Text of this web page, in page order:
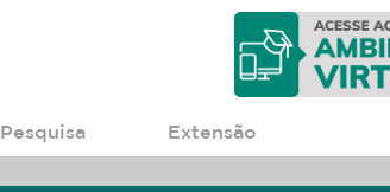
Pesquisa Extensão